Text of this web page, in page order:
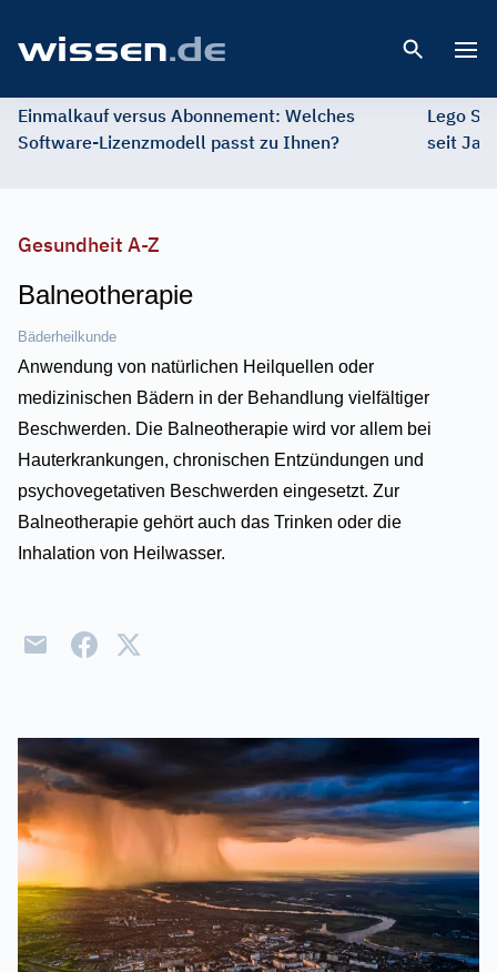
Einmalkauf versus Abonnement: Welches
Software-Lizenzmodell passt zu Ihnen?
Lego
seit
Gesundheit A-Z
Balneotherapie
Bäderheilkunde
Anwendung von natürlichen Heilquellen oder
medizinischen Bädern in der Behandlung vielfältiger
Beschwerden. Die Balneotherapie wird vor allem bei
Hauterkrankungen, chronischen Entzündungen und
psychovegetativen Beschwerden eingesetzt. Zur
Balneotherapie gehört auch das Trinken oder die
Inhalation von Heilwasser.